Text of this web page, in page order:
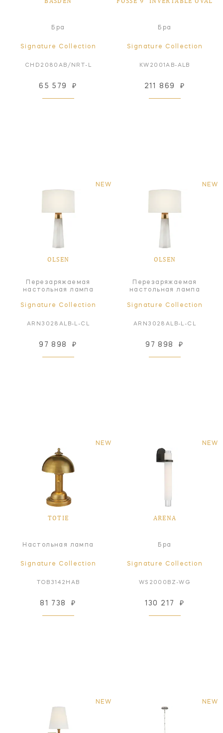
Бра
Signature Collection
CHD2080AB/NRT-L
65 579 ₽
Бра
Signature Collection
KW2001AB-ALB
211 869 ₽
NEW
OLSEN
Перезаряжаемая
настольная лампа
Signature Collection
ARN3028ALB-L-CL
97 898 ₽
NEW
OLSEN
Перезаряжаемая
настольная лампа
Signature Collection
ARN3028ALB-L-CL
97 898 ₽
NEW
TOTIE
Настольная лампа
Signature Collection
TOB3142HAB
81 738 ₽
NEW
ARENA
Бра
Signature Collection
WS2000BZ-WG
130 217 ₽
NEW NEW